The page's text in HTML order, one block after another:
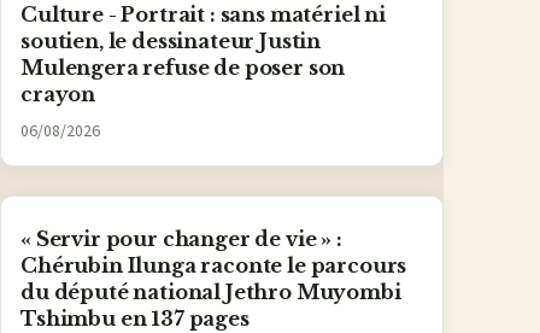
Culture - Portrait : sans matériel ni
soutien, le dessinateur Justin
Mulengera refuse de poser son
crayon
06/08/2026
« Servir pour changer de vie » :
Chérubin Ilunga raconte le parcours
du député national Jethro Muyombi
Tshimbu en 137 pages